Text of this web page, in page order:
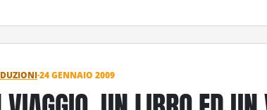
·24 GENNAIO 2009